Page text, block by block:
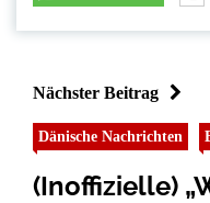
Nächster Beitrag
Dänische Nachrichten
(Inoffizielle)